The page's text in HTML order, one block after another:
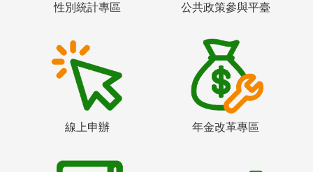
性別統計專區 公共政策參與平臺
線上申辦 年金改革專區